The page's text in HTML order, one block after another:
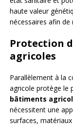
haute valeur
nécessaires afin
Protection
agricoles
Parallèlement à la
agricole protège le
bâtiments
nécessitent une
surfaces,